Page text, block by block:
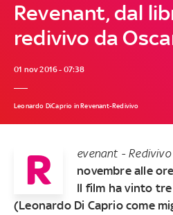
Revenant, dal
redivivo da
01 nov 2016 - 07:38
Leonardo DiCaprio in Revenant-Redivivo
R evenant - Redivivo
novembre alle
Il film ha vinto
(Leonardo Di Caprio come